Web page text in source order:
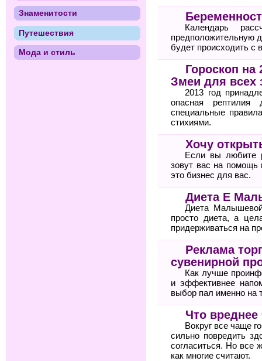
Календарь
предположительную
будет происходить с
Гороскоп на
Змеи для всех
2013 год
опасная
специальные
стихиями.
Хочу
Если вы любите
зовут вас на
это бизнес для вас.
Диета Е
Диета
просто диета, а
придерживаться на
Реклама
сувенирной
Как лучше
и эффективнее
выбор пал именно на
Что
Вокруг все чаще
сильно повредить
согласиться. Но все
как многие считают.
Знаменитости
Путешествия
Мода и стиль